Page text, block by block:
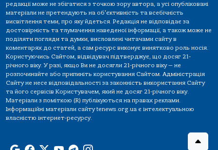
редакції може не збігатися з точкою зору автора, а усі опубліковані
матеріали не претендують на об'єктивність та всебічність
висвітлення теми, про яку йдеться. Редакція не відповідає за
достовірність та тлумачення наведеної інформації, а також може не
поділяти погляди та думки, висловлені читачами сайту в
коментарях до статей, а сам ресурс виконує винятково роль носія.
Користуючись Сайтом, відвідувач підтверджує, що досяг 21-
річного віку. У разі, якщо Ви не досягли 21-річного віку — не
розпочинайте або припиніть користування Сайтом. Адміністрація
Сайту не несе відповідальності за законність використання Сайту
та його сервісів Користувачем, який не досяг 21-річного віку.
Матеріали з поміткою (R) публікуються на правах реклами.
Інформаційні матеріали сайту tenews.org.ua є інтелектуальною
власністю інтернет-ресурсу.